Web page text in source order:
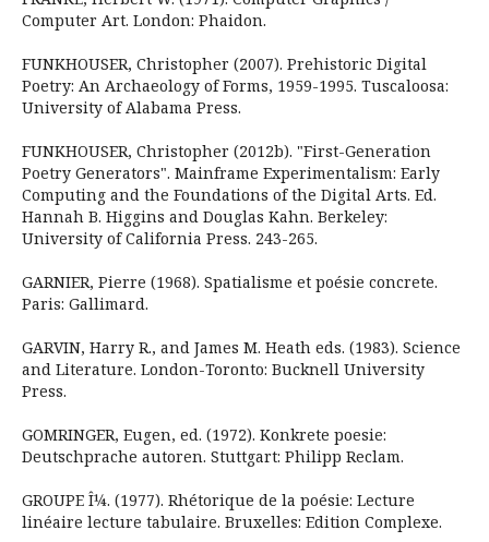
Computer Art. London: Phaidon.
FUNKHOUSER, Christopher (2007). Prehistoric Digital
Poetry: An Archaeology of Forms, 1959-1995. Tuscaloosa:
University of Alabama Press.
FUNKHOUSER, Christopher (2012b). "First-Generation
Poetry Generators". Mainframe Experimentalism: Early
Computing and the Foundations of the Digital Arts. Ed.
Hannah B. Higgins and Douglas Kahn. Berkeley:
University of California Press. 243-265.
GARNIER, Pierre (1968). Spatialisme et poésie concrete.
Paris: Gallimard.
GARVIN, Harry R., and James M. Heath eds. (1983). Science
and Literature. London-Toronto: Bucknell University
Press.
GOMRINGER, Eugen, ed. (1972). Konkrete poesie:
Deutschprache autoren. Stuttgart: Philipp Reclam.
GROUPE Î¼. (1977). Rhétorique de la poésie: Lecture
linéaire lecture tabulaire. Bruxelles: Edition Complexe.